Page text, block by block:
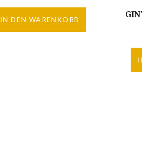
IN DEN WARENKORB